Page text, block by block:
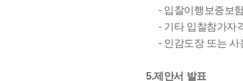
- 입찰이행보증보
- 기타 입찰참가자
- 인감도장 또는 사
5.제안서 발표